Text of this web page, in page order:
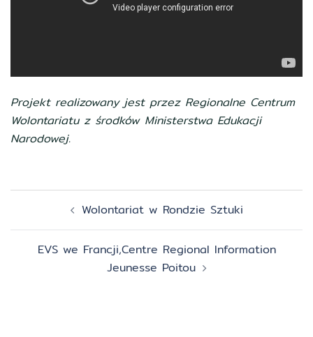
Projekt realizowany jest przez Regionalne Centrum
Wolontariatu z środków Ministerstwa Edukacji
Narodowej.
Zobacz Wolontariat w Rondzie Sztuki
EVS we Francji,Centre Regional Information
Jeunesse Poitou